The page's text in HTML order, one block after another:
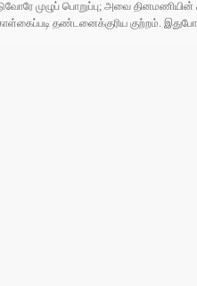
முழுப் பொறுப்பு; அவை
தண்டனைக்குரிய குற்றம். இதுபோன்ற